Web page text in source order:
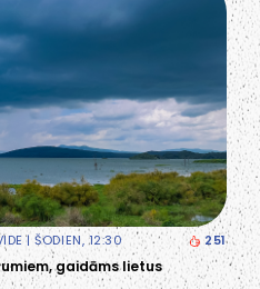
| ŠODIEN, 12:30 251
gaidāms lietus